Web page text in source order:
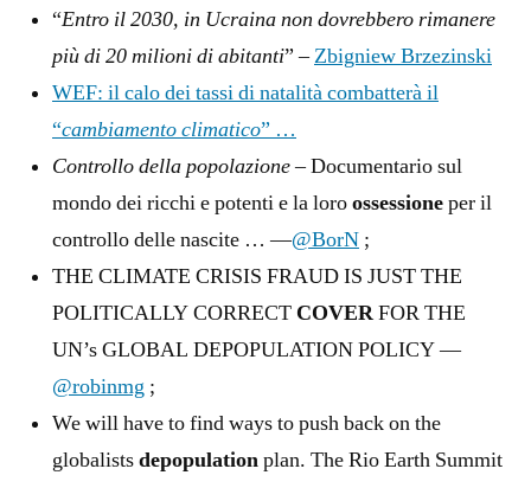
“Entro il 2030, in Ucraina non dovrebbero rimanere
più di 20 milioni di abitanti” –Zbigniew Brzezinski
WEF: il calo dei tassi di natalità combatterà il
“cambiamento climatico” …
Controllo della popolazione– Documentario sul
mondo dei ricchi e potenti e la loroossessioneper il
controllo delle nascite … —@BorN ;
THE CLIMATE CRISIS FRAUD IS JUST THE
POLITICALLY CORRECT COVERFOR THE
UN’s GLOBAL DEPOPULATION POLICY —
@robinmg ;
We will have to find ways to push back on the
globalistsdepopulationplan. The Rio Earth Summit